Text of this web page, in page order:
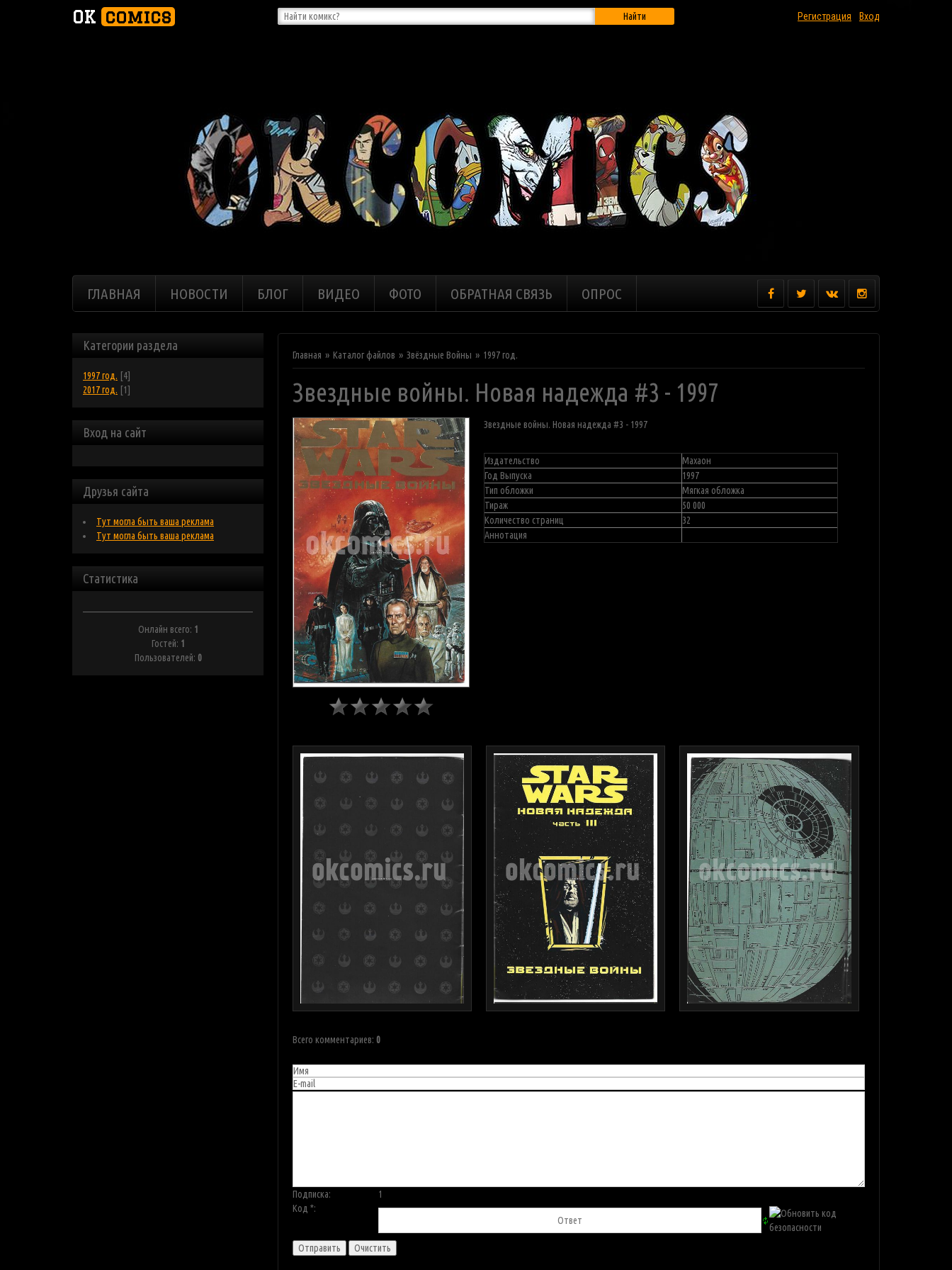
OK comics Найти Регистрация Вход
ГЛАВНАЯ НОВОСТИ БЛОГ ВИДЕО ФОТО ОБРАТНАЯ СВЯЗЬ ОПРОС
Категории раздела
1997 год. [4]
2017 год. [1]
Вход на сайт
Друзья сайта
Тут могла быть ваша реклама
Тут могла быть ваша реклама
Статистика
Онлайн всего: 1
Гостей: 1
Пользователей: 0
Главная Каталог файлов Звёздные Войны 1997 год.
Звездные войны. Новая надежда #3 - 1997
Звездные войны. Новая надежда #3 - 1997
Издательство
Махаон
Год Выпуска
1997
Тип обложки
Мягкая обложка
Тираж
50 000
Количество страниц
32
Аннотация
Всего комментариев: 0
Подписка:
1
Код *: